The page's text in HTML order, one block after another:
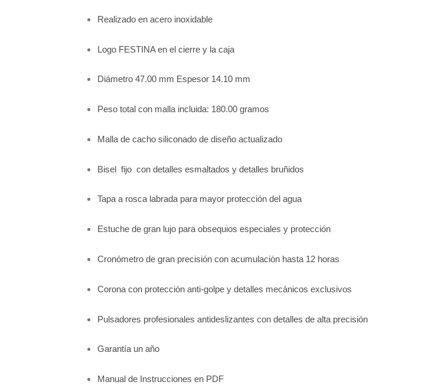
Realizado en acero inoxidable
Logo FESTINA en el cierre y la caja
Diámetro 47.00 mm Espesor 14.10 mm
Peso total con malla incluida: 180.00 gramos
Malla de cacho siliconado de diseño actualizado
Bisel fijo con detalles esmaltados y detalles bruñidos
Tapa a rosca labrada para mayor protección del agua
Estuche de gran lujo para obsequios especiales y protección
Cronómetro de gran precisión con acumulación hasta 12 horas
Corona con protección anti-golpe y detalles mecánicos exclusivos
Pulsadores profesionales antideslizantes con detalles de alta precisión
Garantía un año
Manual de Instrucciones en PDF